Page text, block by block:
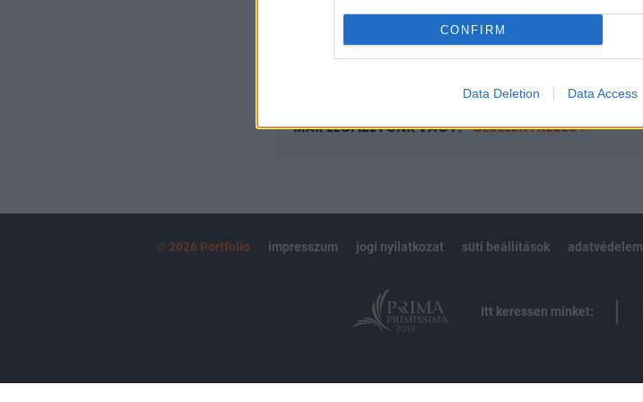
CONFIRM
Data Deletion Data Access
kötéslistái
Előfizetés
MÁR ELŐFIZETŐNK VAGY? BEJELENTKEZÉS
© 2026 Portfolio impresszum jogi nyilatkozat süti beállítások adatvédelem
Itt keressen minket: